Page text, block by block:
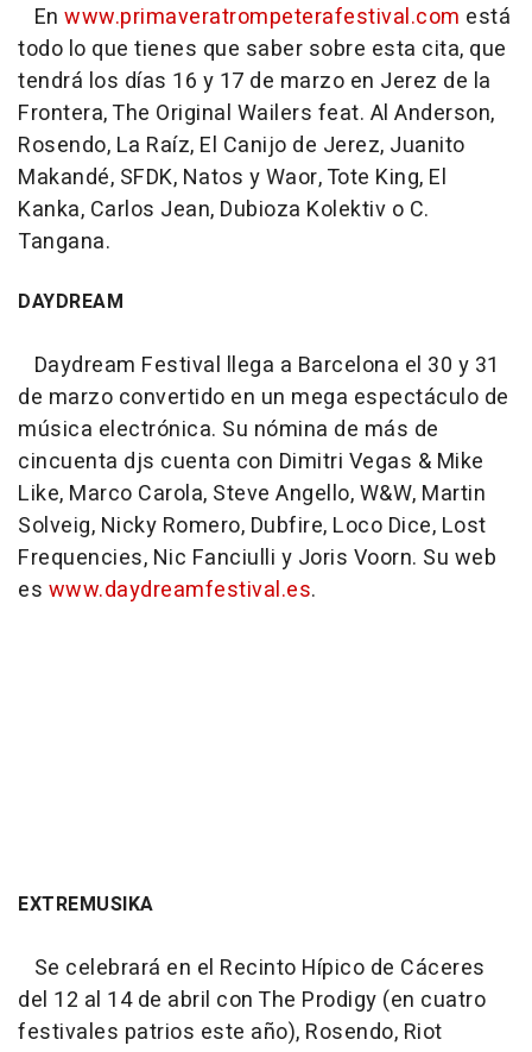
En www.primaveratrompeterafestival.com está
todo lo que tienes que saber sobre esta cita, que
tendrá los días 16 y 17 de marzo en Jerez de la
Frontera, The Original Wailers feat. Al Anderson,
Rosendo, La Raíz, El Canijo de Jerez, Juanito
Makandé, SFDK, Natos y Waor, Tote King, El
Kanka, Carlos Jean, Dubioza Kolektiv o C.
Tangana.
DAYDREAM
Daydream Festival llega a Barcelona el 30 y 31
de marzo convertido en un mega espectáculo de
música electrónica. Su nómina de más de
cincuenta djs cuenta con Dimitri Vegas & Mike
Like, Marco Carola, Steve Angello, W&W, Martin
Solveig, Nicky Romero, Dubfire, Loco Dice, Lost
Frequencies, Nic Fanciulli y Joris Voorn. Su web
es www.daydreamfestival.es.
EXTREMUSIKA
Se celebrará en el Recinto Hípico de Cáceres
del 12 al 14 de abril con The Prodigy (en cuatro
festivales patrios este año), Rosendo, Riot